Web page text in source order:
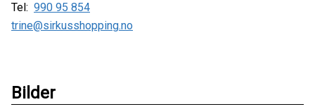
Tel: 990 95 854
trine@sirkusshopping.no
Bilder